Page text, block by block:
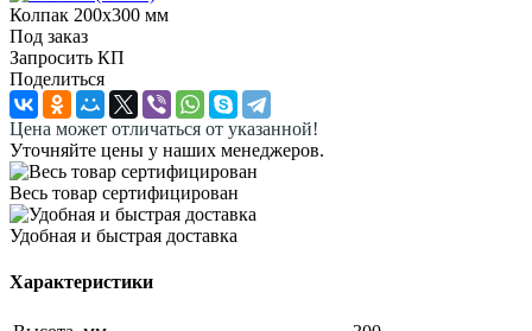
Колпак 200х300 мм
Под заказ
Запросить КП
Поделиться
Цена может отличаться от указанной!
Уточняйте цены у наших менеджеров.
Весь товар сертифицирован
Удобная и быстрая доставка
Характеристики